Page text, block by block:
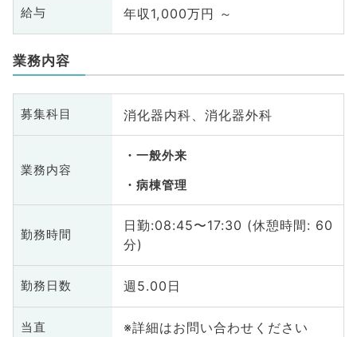
給与 年収1,000万円 ～
業務内容
募集科目 消化器内科、消化器外科
業務内容
一般外来
病棟管理
勤務時間
日勤:08:45〜17:30 (休憩時間: 60
分)
勤務日数 週5.00日
当直 ※詳細はお問い合わせください